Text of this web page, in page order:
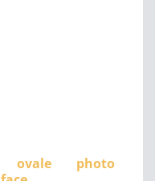
ovale photo